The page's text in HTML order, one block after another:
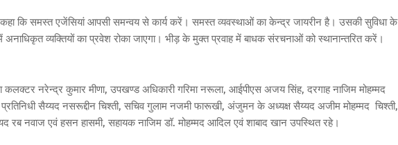
कहा कि समस्त एजेंसियां आपसी समन्वय से कार्य करें। समस्त व्यवस्थाओं का केन्द्र जायरीन है। उसकी सुविधा के
व्यक्तियों का प्रवेश रोका जाएगा। भीड़ के मुक्त प्रवाह में बाधक संरचनाओं को स्थानान्तरित करें।
नरेन्द्र कुमार मीणा, उपखण्ड अधिकारी गरिमा नरूला, आईपीएस अजय सिंह, दरगाह नाजिम मोहम्मद
सैय्यद नसरूद्दीन चिश्ती, सचिव गुलाम नजमी फारूखी, अंजुमन के अध्यक्ष सैय्यद अजीम मोहम्मद चिश्ती,
रब नवाज एवं हसन हासमी, सहायक नाजिम डॉ. मोहम्मद आदिल एवं शाबाद खान उपस्थित रहे।